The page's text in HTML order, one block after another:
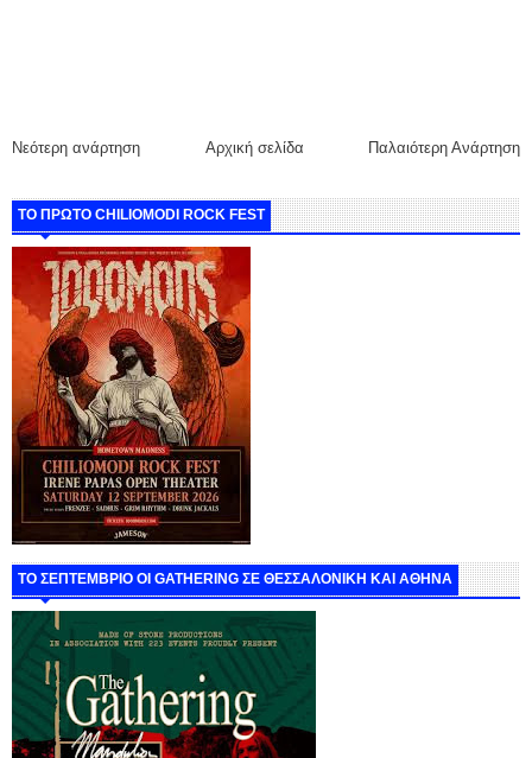
Νεότερη ανάρτηση Παλαιότερη Ανάρτηση
Αρχική σελίδα
ΤΟ ΠΡΩΤΟ CHILIOMODI ROCK FEST
ΤΟ ΣΕΠΤΕΜΒΡΙΟ ΟΙ GATHERING ΣΕ ΘΕΣΣΑΛΟΝΙΚΗ ΚΑΙ ΑΘΗΝΑ